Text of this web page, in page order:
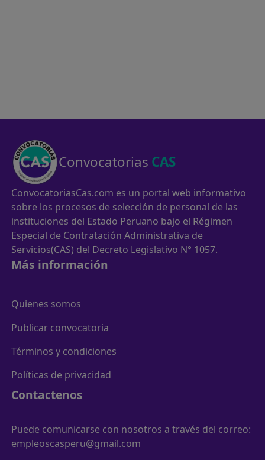
Convocatorias CAS
ConvocatoriasCas.com es un portal web informativo
sobre los procesos de selección de personal de las
instituciones del Estado Peruano bajo el Régimen
Especial de Contratación Administrativa de
Servicios(CAS) del Decreto Legislativo N° 1057.
Más información
Quienes somos
Publicar convocatoria
Términos y condiciones
Políticas de privacidad
Contactenos
Puede comunicarse con nosotros a través del correo:
empleoscasperu@gmail.com